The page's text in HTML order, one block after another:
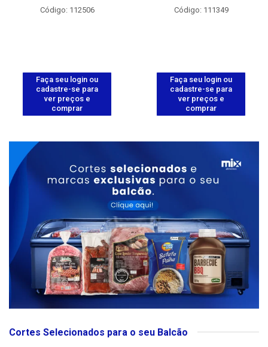
Código: 112506
Faça seu login ou
cadastre-se para
ver preços e
comprar
Código: 111349
Faça seu login ou
cadastre-se para
ver preços e
comprar
Cortes Selecionados para o seu Balcão